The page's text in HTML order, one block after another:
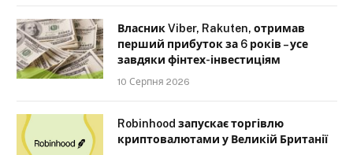
Власник Viber, Rakuten, отримав
перший прибуток за 6 років – усе
завдяки фінтех-інвестиціям
10 Серпня 2026
Robinhood запускає торгівлю
криптовалютами у Великій Британії